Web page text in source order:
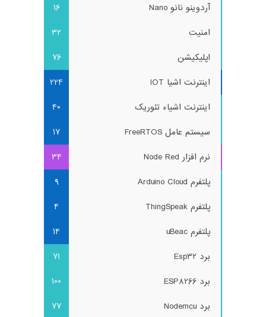
آردوینو نانو Nano
16
امنیت
32
اپلیکیشن
76
اینترنت اشیا IOT
224
اینترنت اشیاء تئوریک
40
سیستم عامل FreeRTOS
17
نرم افزار Node Red
34
پلتفرم Arduino Cloud
9
پلتفرم ThingSpeak
4
پلتفرم uBeac
14
برد Esp32
71
برد ESP8266
100
برد Nodemcu
77